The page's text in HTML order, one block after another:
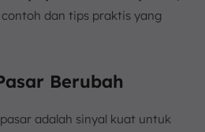
dan tips praktis yang
Berubah
adalah sinyal kuat untuk